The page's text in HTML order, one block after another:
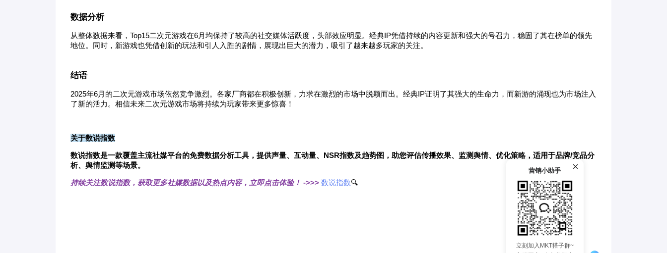
数据分析
从整体数据来看，Top15二次元游戏在6月均保持了较高的社交媒体活跃度，头部效应明显。经典IP凭借持续的内容更新和强大的号召力，稳固了其在榜单的领先
地位。同时，新游戏也凭借创新的玩法和引人入胜的剧情，展现出巨大的潜力，吸引了越来越多玩家的关注。
结语
2025年6月的二次元游戏市场依然竞争激烈。各家厂商都在积极创新，力求在激烈的市场中脱颖而出。经典IP证明了其强大的生命力，而新游的涌现也为市场注入
了新的活力。相信未来二次元游戏市场将持续为玩家带来更多惊喜！
关于数说指数
数说指数是一款覆盖主流社媒平台的免费数据分析工具，提供声量、互动量、NSR指数及趋势图，助您评估传播效果、监测舆情、优化策略，适用于品牌/竞品分
析、舆情监测等场景。
持续关注数说指数，获取更多社媒数据以及热点内容，立即点击体验！ ->>> 数说指数🔍
营销小助手
立刻加入MKT搭子群~